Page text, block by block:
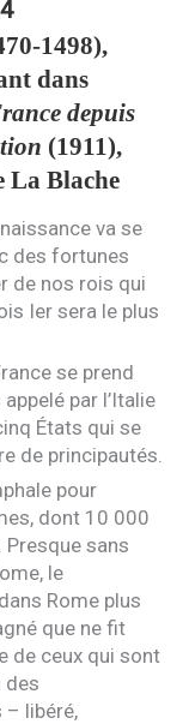
1498),
dans
depuis
(1911),
La Blache
va se
des fortunes
de nos rois qui
Ier sera le plus
se prend
par l’Italie
États qui se
de principautés.
pour
dont 10 000
sans
le
Rome plus
que ne fit
de ceux qui sont
des
– libéré,